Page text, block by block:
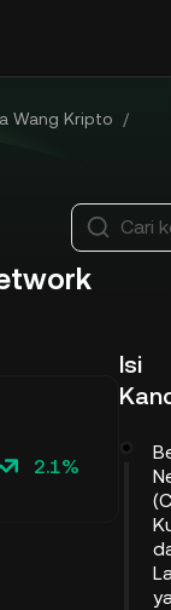
Wang Kripto
/
2.1%
Cari
Isi